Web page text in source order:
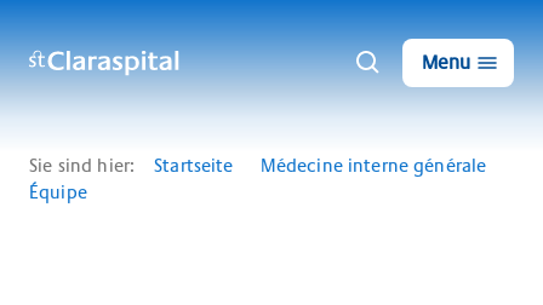
Menu
Sie sind hier: Startseite
Médecine interne générale
Équipe